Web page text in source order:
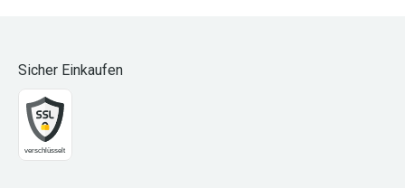
Sicher Einkaufen